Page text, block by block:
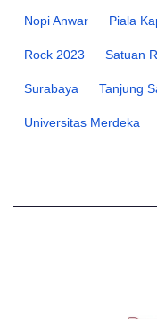
Nopi Anwar Piala
Rock 2023 Satuan
Surabaya Tanjung
Universitas Merdeka